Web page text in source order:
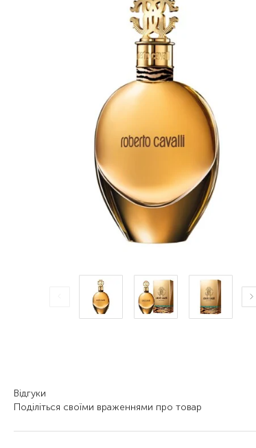
Відгуки
Поділіться своїми враженнями про товар